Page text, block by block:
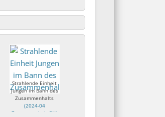
Strahlende Einheit
Jungen im Bann des
Zusammenhalts
(2024-04
Zusammenhalt SW)